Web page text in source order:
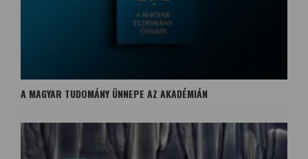
A MAGYAR TUDOMÁNY ÜNNEPE AZ AKADÉMIÁN